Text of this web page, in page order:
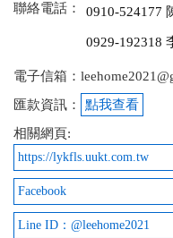
在8/27我們來到
聯絡電話： 0910-524177
0929-192318
電子信箱：
匯款資訊：
點我查看
相關網頁:
https://lykfls.uukt.com.tw
Facebook
Line ID：@leehome2021